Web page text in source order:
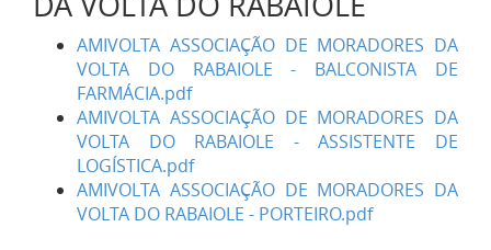
AMIVOLTA ASSOCIAÇÃO DE MORADORES DA
VOLTA DO RABAIOLE - BALCONISTA DE
FARMÁCIA.pdf
AMIVOLTA ASSOCIAÇÃO DE MORADORES DA
VOLTA DO RABAIOLE - ASSISTENTE DE
LOGÍSTICA.pdf
AMIVOLTA ASSOCIAÇÃO DE MORADORES DA
VOLTA DO RABAIOLE - PORTEIRO.pdf